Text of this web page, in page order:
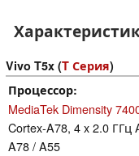
Vivo T5x (T Серия)
Процессор
MediaTek Dimensity
Cortex-A78, 4 x 2.0 ГГц
A78 / A55